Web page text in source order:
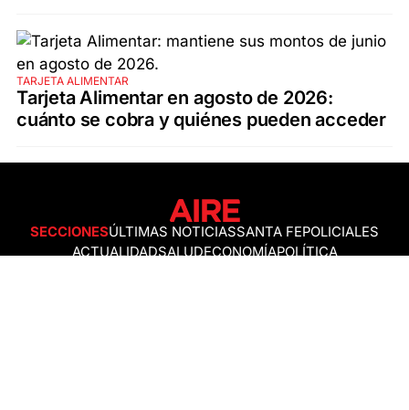
TARJETA ALIMENTAR
Tarjeta Alimentar en agosto de 2026:
cuánto se cobra y quiénes pueden acceder
SECCIONESÚLTIMAS NOTICIASSANTA FEPOLICIALES
ACTUALIDADSALUDECONOMÍAPOLÍTICA